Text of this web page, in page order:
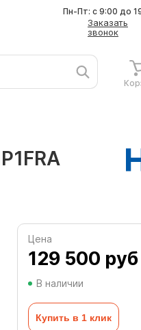
Заказать
звонок
Пн-Пт: с 9:00 до
Цена
129 500 руб
В наличии
Купить в 1 клик